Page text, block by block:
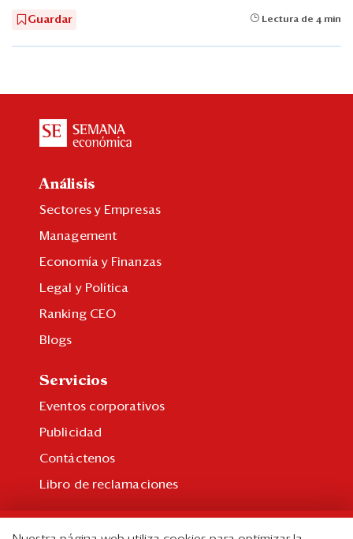
Guardar Lectura de 4 min
Análisis
Sectores y Empresas
Management
Economía y Finanzas
Legal y Política
Ranking CEO
Blogs
Servicios
Eventos corporativos
Publicidad
Contáctenos
Libro de reclamaciones